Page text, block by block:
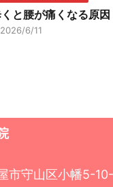
と腰が痛くなる原因
2026/6/11
市守山区小幡5-